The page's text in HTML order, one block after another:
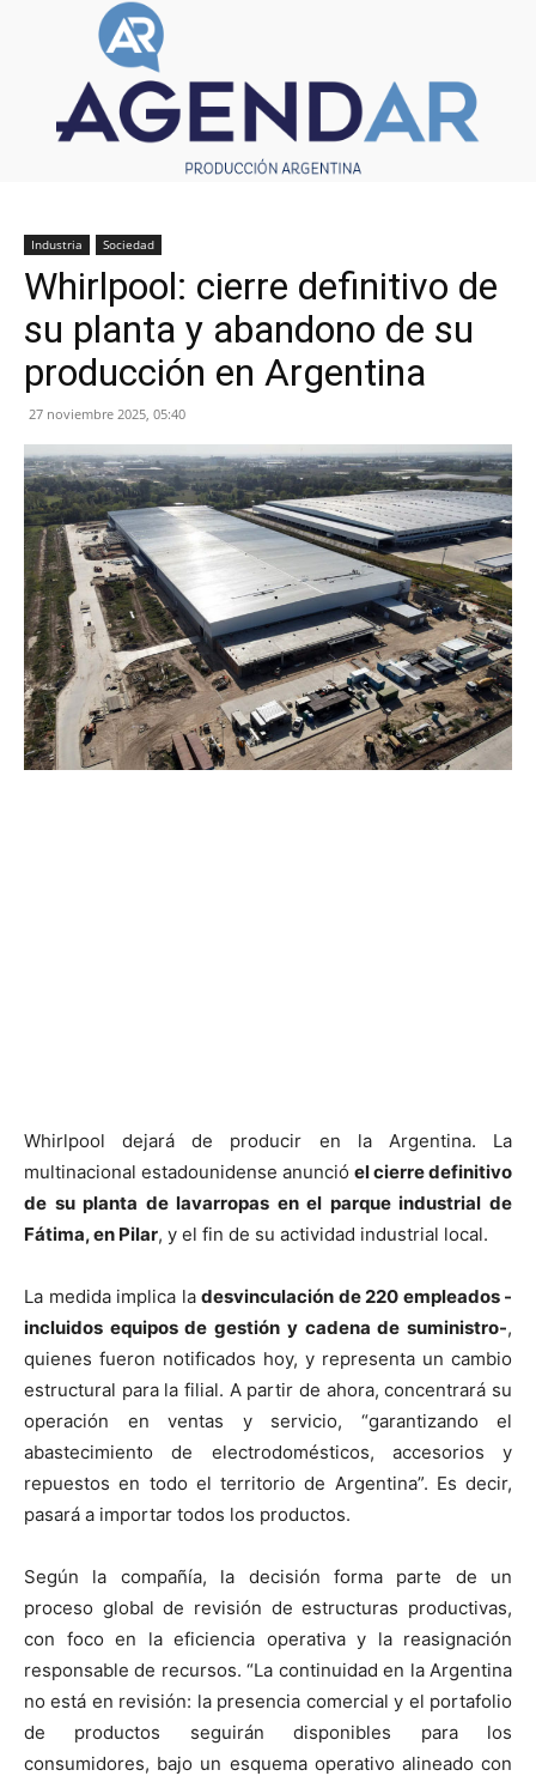
Industria Sociedad
Whirlpool: cierre definitivo de
su planta y abandono de su
producción en Argentina
27 noviembre 2025, 05:40
Whirlpool dejará de producir en la Argentina. La
multinacional estadounidense anunció el cierre definitivo
de su planta de lavarropas en el parque industrial de
Fátima, en Pilar, y el fin de su actividad industrial local.
La medida implica la desvinculación de 220 empleados -
incluidos equipos de gestión y cadena de suministro-,
quienes fueron notificados hoy, y representa un cambio
estructural para la filial. A partir de ahora, concentrará su
operación en ventas y servicio, “garantizando el
abastecimiento de electrodomésticos, accesorios y
repuestos en todo el territorio de Argentina”. Es decir,
pasará a importar todos los productos.
Según la compañía, la decisión forma parte de un
proceso global de revisión de estructuras productivas,
con foco en la eficiencia operativa y la reasignación
responsable de recursos. “La continuidad en la Argentina
no está en revisión: la presencia comercial y el portafolio
de productos seguirán disponibles para los
consumidores, bajo un esquema operativo alineado con